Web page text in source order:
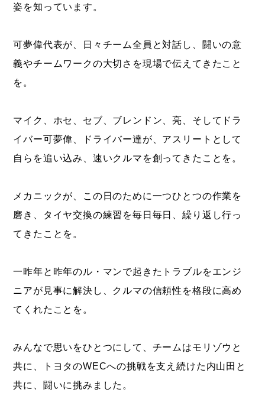
姿を知っています。
可夢偉代表が、日々チーム全員と対話し、闘いの意
義やチームワークの大切さを現場で伝えてきたこと
を。
マイク、ホセ、セブ、ブレンドン、亮、そしてドラ
イバー可夢偉、ドライバー達が、アスリートとして
自らを追い込み、速いクルマを創ってきたことを。
メカニックが、この日のために一つひとつの作業を
磨き、タイヤ交換の練習を毎日毎日、繰り返し行っ
てきたことを。
一昨年と昨年のル・マンで起きたトラブルをエンジ
ニアが見事に解決し、クルマの信頼性を格段に高め
てくれたことを。
みんなで思いをひとつにして、チームはモリゾウと
共に、トヨタのWECへの挑戦を支え続けた内山田と
共に、闘いに挑みました。